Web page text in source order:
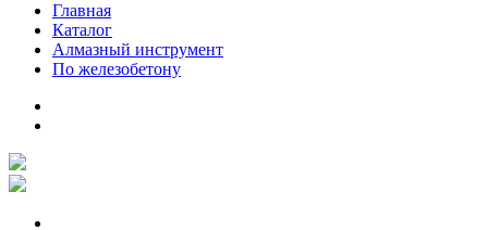
Главная
Каталог
Алмазный инструмент
По железобетону